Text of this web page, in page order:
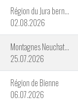
Région du Jura bernois
02.08.2026
Montagnes Neuchateloises
25.07.2026
Région de Bienne
06.07.2026